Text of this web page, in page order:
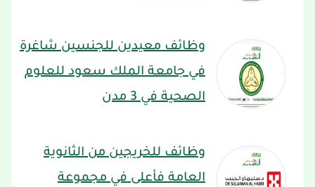
وظائف معيدين للجنسين شاغرة
في جامعة الملك سعود للعلوم
الصحية في 3 مدن
وظائف للخريجين من الثانوية
العامة فأعلى في مجموعة